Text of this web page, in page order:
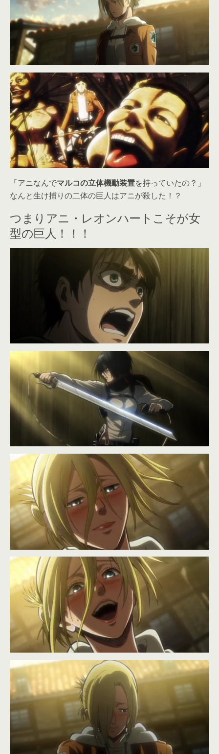
「アニなんでマルコの立体機動装置を持っていたの？」
なんと生け捕りの二体の巨人はアニが殺した！？
つまりアニ・レオンハートこそが女
型の巨人！！！